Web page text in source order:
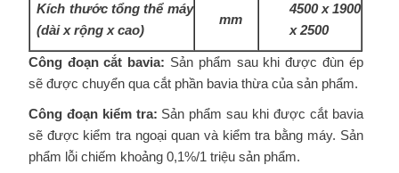
Kích thước tổng thể máy
(dài x rộng x cao)
mm
4500 x 1900
x 2500
Công đoạn cắt bavia: Sản phẩm sau khi được đùn ép
sẽ được chuyển qua cắt phần bavia thừa của sản phẩm.
Công đoạn kiểm tra: Sản phẩm sau khi được cắt bavia
sẽ được kiểm tra ngoại quan và kiểm tra bằng máy. Sản
phẩm lỗi chiếm khoảng 0,1%/1 triệu sản phẩm.